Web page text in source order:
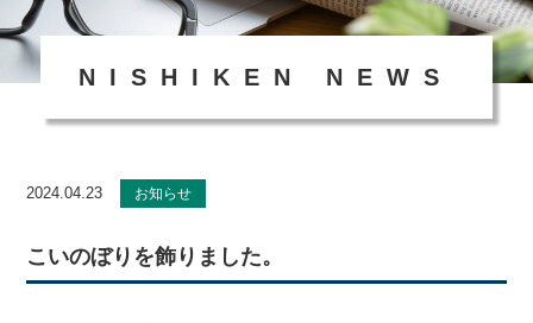
NISHIKEN NEWS
2024.04.23 お知らせ
こいのぼりを飾りました。